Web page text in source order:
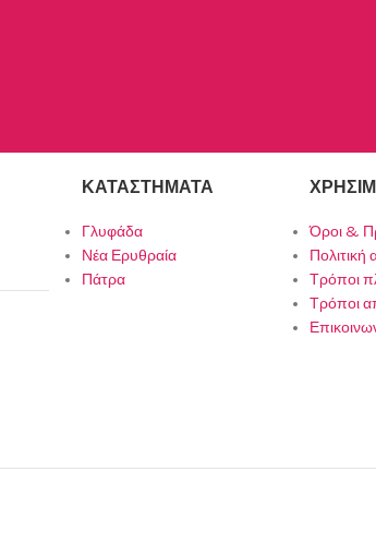
ΚΑΤΑΣΤΉΜΑΤΑ
Γλυφάδα
Νέα Ερυθραία
Πάτρα
Όροι &
Τρόποι
Τρόποι